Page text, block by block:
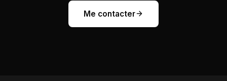
Me contacter